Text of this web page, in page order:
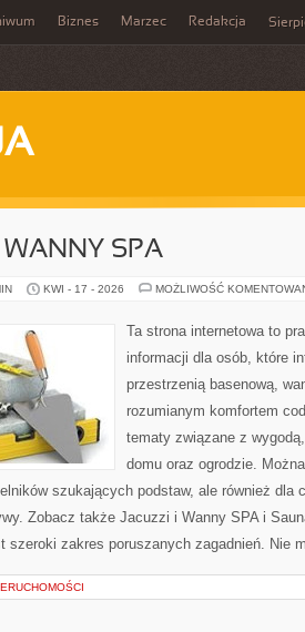
Biznes Marzec Redakcja
WANNY SPA
KWI - 17 - 2026 MOŻLIWOŚĆ
Ta strona internetowa to
informacji dla osób, które
przestrzenią basenową,
rozumianym komfortem
tematy związane z
domu oraz ogrodzie.
szukających podstaw, ale również dla
Zobacz także Jacuzzi i Wanny SPA i
szeroki zakres poruszanych zagadnień. Nie